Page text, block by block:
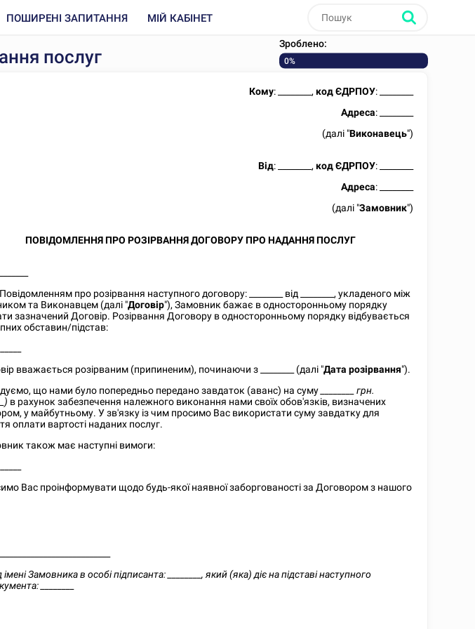
ПОШИРЕНІ ЗАПИТАННЯ МІЙ КАБІНЕТ
послуг
Зроблено:
0%
Кому: , код ЄДРПОУ:
Адреса:
(далі "Виконавець")
Від: , код ЄДРПОУ:
Адреса:
(далі "Замовник")
ПОВІДОМЛЕННЯ ПРО РОЗІРВАННЯ ДОГОВОРУ ПРО НАДАННЯ ПОСЛУГ
про розірвання наступного договору:
від
, укладеного між
та Виконавцем (далі "Договір"), Замовник бажає в односторонньому порядку
зазначений Договір. Розірвання Договору в односторонньому порядку відбувається
обставин/підстав:
вважається розірваним (припиненим), починаючи з
(далі "Дата розірвання").
що нами було попередньо передано завдаток (аванс) на суму
грн.
в рахунок забезпечення належного виконання нами своїх обов'язків, визначених
у майбутньому. У зв'язку із чим просимо Вас використати суму завдатку для
оплати вартості наданих послуг.
також має наступні вимоги:
Вас проінформувати щодо будь-якої наявної заборгованості за Договором з нашого
імені Замовника в особі підписанта:
________, який (яка) діє на підставі наступного